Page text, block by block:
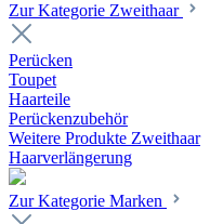
Zur Kategorie Zweithaar
Perücken
Toupet
Haarteile
Perückenzubehör
Weitere Produkte Zweithaar
Haarverlängerung
Zur Kategorie Marken